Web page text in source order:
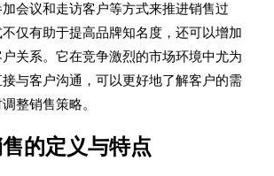
会议和走访客户等方式来推进销售过
仅有助于提高品牌知名度，还可以增加
关系。它在竞争激烈的市场环境中尤为
与客户沟通，可以更好地了解客户的需
整销售策略。
的定义与特点